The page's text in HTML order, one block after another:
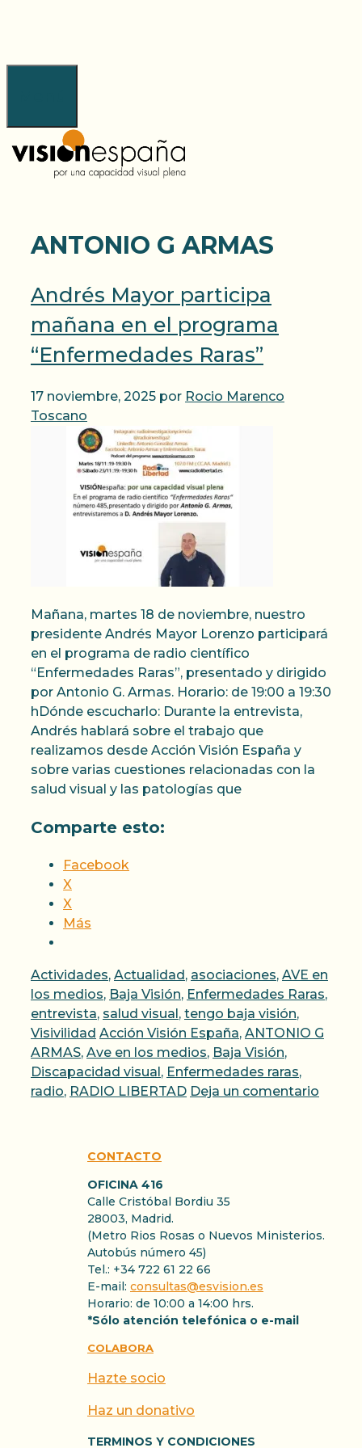
ANTONIO G ARMAS
Andrés Mayor participa
mañana en el programa
“Enfermedades Raras”
17 noviembre, 2025 por Rocio Marenco
Toscano
Mañana, martes 18 de noviembre, nuestro
presidente Andrés Mayor Lorenzo participará
en el programa de radio científico
“Enfermedades Raras”, presentado y dirigido
por Antonio G. Armas. Horario: de 19:00 a 19:30
hDónde escucharlo: Durante la entrevista,
Andrés hablará sobre el trabajo que
realizamos desde Acción Visión España y
sobre varias cuestiones relacionadas con la
salud visual y las patologías que
Comparte esto:
Facebook
X
X
Más
Categorías
Actividades, Actualidad, asociaciones, AVE en
los medios, Baja Visión, Enfermedades Raras,
entrevista, salud visual, tengo baja visión,
Visivilidad Etiquetas
Acción Visión España, ANTONIO G
ARMAS, Ave en los medios, Baja Visión,
Discapacidad visual, Enfermedades raras,
radio, RADIO LIBERTAD Deja un comentario
CONTACTO
OFICINA 416
Calle Cristóbal Bordiu 35
28003, Madrid.
(Metro Rios Rosas o Nuevos Ministerios.
Autobús número 45)
Tel.: +34 722 61 22 66
E-mail: consultas@esvision.es
Horario: de 10:00 a 14:00 hrs.
*Sólo atención telefónica o e-mail
COLABORA
Hazte socio
Haz un donativo
TERMINOS Y CONDICIONES